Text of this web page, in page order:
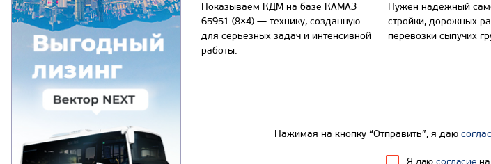
Показываем КДМ на базе КАМАЗ
65951 (8×4) — технику, созданную
для серьезных задач и интенсивной
работы.
Нужен надежный
стройки, дорожных
перевозки сыпучих
Нажимая на кнопку “Отправить”, я даю